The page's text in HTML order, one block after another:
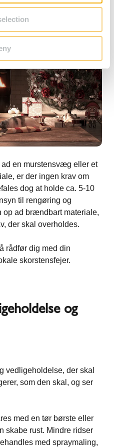
ad en murstensvæg eller et
er der ingen krav om
dog at holde ca. 5-10
til rengøring og
op ad brændbart materiale,
der skal overholdes.
rådfør dig med din
skorstensfejer.
og
vedligeholdelse, der skal
som den skal, og ser
med en tør børste eller
skabe rust. Mindre ridser
med spraymaling,